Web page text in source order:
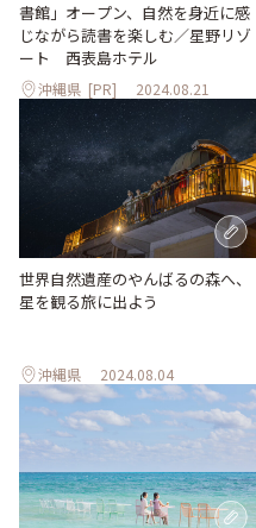
書館」オープン、自然を身近に感
じながら読書を楽しむ／星野リゾ
ート 西表島ホテル
沖縄県 [PR] 2024.08.21
世界自然遺産のやんばるの森へ、
星を観る旅に出よう
沖縄県 2024.08.04